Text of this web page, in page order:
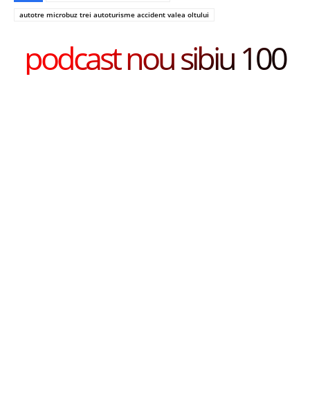
autotre microbuz trei autoturisme accident valea oltului
podcast nou sibiu 100